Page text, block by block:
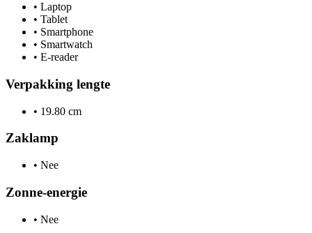
• Laptop
• Tablet
• Smartphone
• Smartwatch
• E-reader
Verpakking lengte
• 19.80 cm
Zaklamp
• Nee
Zonne-energie
• Nee